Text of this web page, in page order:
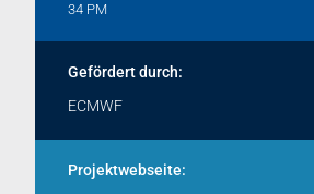
34 PM
Gefördert durch:
ECMWF
Projektwebseite: